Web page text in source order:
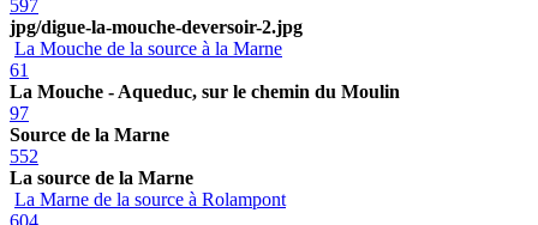
597
jpg/digue-la-mouche-deversoir-2.jpg
La Mouche de la source à la Marne
61
La Mouche - Aqueduc, sur le chemin du Moulin
97
Source de la Marne
552
La source de la Marne
La Marne de la source à Rolampont
604